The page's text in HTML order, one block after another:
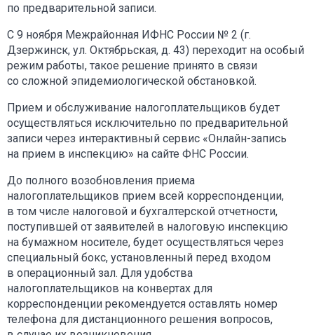
по предварительной записи.
С 9 ноября Межрайонная ИФНС России № 2 (г.
Дзержинск, ул. Октябрьская, д. 43) переходит на особый
режим работы, такое решение принято в связи
со сложной эпидемиологической обстановкой.
Прием и обслуживание налогоплательщиков будет
осуществляться исключительно по предварительной
записи через интерактивный сервис «Онлайн-запись
на прием в инспекцию» на сайте ФНС России.
До полного возобновления приема
налогоплательщиков прием всей корреспонденции,
в том числе налоговой и бухгалтерской отчетности,
поступившей от заявителей в налоговую инспекцию
на бумажном носителе, будет осуществляться через
специальный бокс, установленный перед входом
в операционный зал. Для удобства
налогоплательщиков на конвертах для
корреспонденции рекомендуется оставлять номер
телефона для дистанционного решения вопросов,